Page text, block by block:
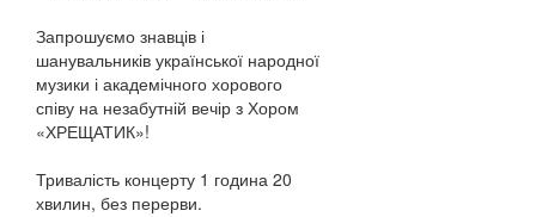
Запрошуємо знавців і
шанувальників української народної
музики і академічного хорового
співу на незабутній вечір з Хором
«ХРЕЩАТИК»!
Тривалість концерту 1 година 20
хвилин, без перерви.